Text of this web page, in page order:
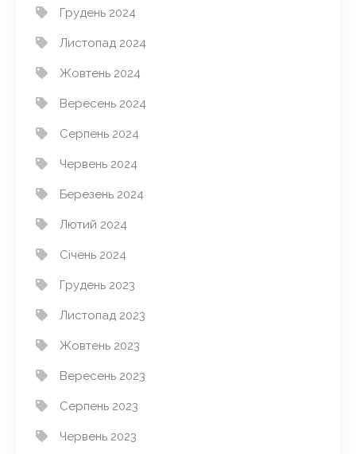
Грудень 2024
Листопад 2024
Жовтень 2024
Вересень 2024
Серпень 2024
Червень 2024
Березень 2024
Лютий 2024
Січень 2024
Грудень 2023
Листопад 2023
Жовтень 2023
Вересень 2023
Серпень 2023
Червень 2023